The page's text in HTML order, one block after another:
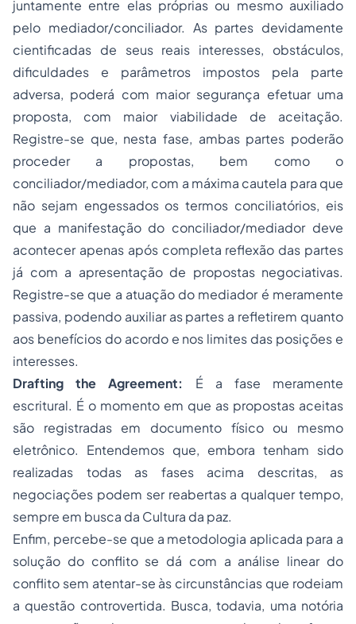
juntamente entre elas próprias ou mesmo auxiliado
pelo mediador/conciliador. As partes devidamente
cientificadas de seus reais interesses, obstáculos,
dificuldades e parâmetros impostos pela parte
adversa, poderá com maior segurança efetuar uma
proposta, com maior viabilidade de aceitação.
Registre-se que, nesta fase, ambas partes poderão
proceder a propostas, bem como o
conciliador/mediador, com a máxima cautela para que
não sejam engessados os termos conciliatórios, eis
que a manifestação do conciliador/mediador deve
acontecer apenas após completa reflexão das partes
já com a apresentação de propostas negociativas.
Registre-se que a atuação do mediador é meramente
passiva, podendo auxiliar as partes a refletirem quanto
aos benefícios do acordo e nos limites das posições e
interesses.
Drafting the Agreement: É a fase meramente
escritural. É o momento em que as propostas aceitas
são registradas em documento físico ou mesmo
eletrônico. Entendemos que, embora tenham sido
realizadas todas as fases acima descritas, as
negociações podem ser reabertas a qualquer tempo,
sempre em busca da Cultura da paz.
Enfim, percebe-se que a metodologia aplicada para a
solução do conflito se dá com a análise linear do
conflito sem atentar-se às circunstâncias que rodeiam
a questão controvertida. Busca, todavia, uma notória